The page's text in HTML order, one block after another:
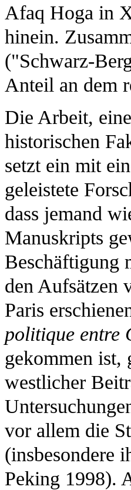
Afaq Hoga in
hinein.
("Schwarz-
Anteil an dem
Die Arbeit,
historischen
setzt ein mit
geleistete
dass jemand
Manuskripts
Beschäftigung
den Aufsätzen
Paris
politique entre
gekommen ist,
westlicher
vor allem die
(insbesondere
Peking 1998).